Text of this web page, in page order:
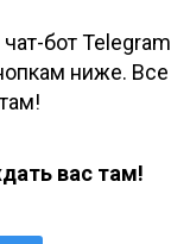
бот Telegram
ниже. Все
вас там!